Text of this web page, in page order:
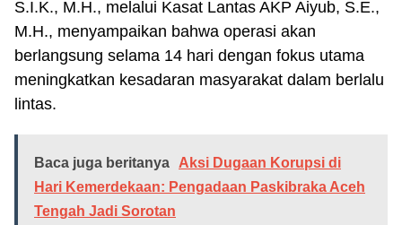
S.I.K., M.H., melalui Kasat Lantas AKP Aiyub, S.E.,
M.H., menyampaikan bahwa operasi akan
berlangsung selama 14 hari dengan fokus utama
meningkatkan kesadaran masyarakat dalam berlalu
lintas.
Baca juga beritanya
Aksi Dugaan Korupsi di
Hari Kemerdekaan: Pengadaan Paskibraka Aceh
Tengah Jadi Sorotan